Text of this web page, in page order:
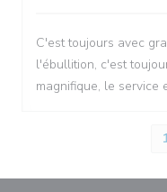
C'est toujours avec
l'ébullition, c'est
magnifique, le service